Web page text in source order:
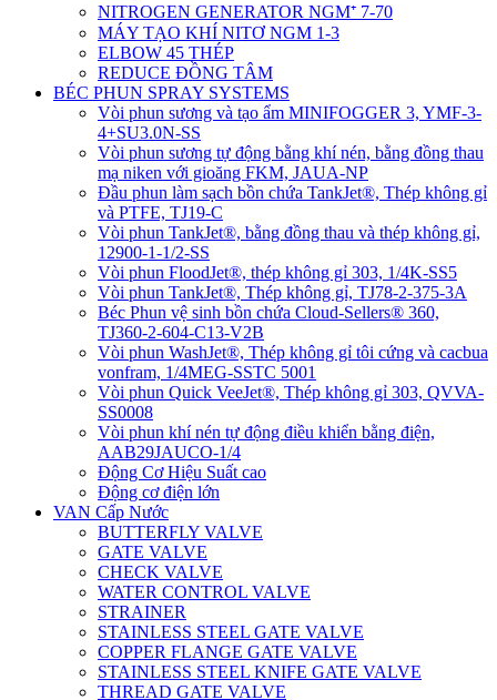
NITROGEN GENERATOR NGM⁺ 7-70
MÁY TẠO KHÍ NITƠ NGM 1-3
ELBOW 45 THÉP
REDUCE ĐỒNG TÂM
BÉC PHUN SPRAY SYSTEMS
Vòi phun sương và tạo ẩm MINIFOGGER 3, YMF-3-
4+SU3.0N-SS
Vòi phun sương tự động bằng khí nén, bằng đồng thau
mạ niken với gioăng FKM, JAUA-NP
Đầu phun làm sạch bồn chứa TankJet®, Thép không gỉ
và PTFE, TJ19-C
Vòi phun TankJet®, bằng đồng thau và thép không gỉ,
12900-1-1/2-SS
Vòi phun FloodJet®, thép không gỉ 303, 1/4K-SS5
Vòi phun TankJet®, Thép không gỉ, TJ78-2-375-3A
Béc Phun vệ sinh bồn chứa Cloud-Sellers® 360,
TJ360-2-604-C13-V2B
Vòi phun WashJet®, Thép không gỉ tôi cứng và cacbua
vonfram, 1/4MEG-SSTC 5001
Vòi phun Quick VeeJet®, Thép không gỉ 303, QVVA-
SS0008
Vòi phun khí nén tự động điều khiển bằng điện,
AAB29JAUCO-1/4
Động Cơ Hiệu Suất cao
Động cơ điện lớn
VAN Cấp Nước
BUTTERFLY VALVE
GATE VALVE
CHECK VALVE
WATER CONTROL VALVE
STRAINER
STAINLESS STEEL GATE VALVE
COPPER FLANGE GATE VALVE
STAINLESS STEEL KNIFE GATE VALVE
THREAD GATE VALVE